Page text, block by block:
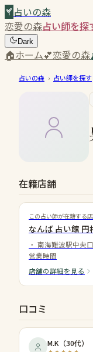
占いの森
恋愛の森占い師を探
Dark
🏠ホーム💕恋愛の森
占いの森 › 占い師を探す
在籍店舗
この占い師が在籍する
なんば 占い館
・ 南海難波駅中央
営業時間
店舗の詳細を見る
口コミ
M.K （30代）